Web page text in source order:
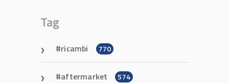
Tag
ricambi 770
aftermarket 574